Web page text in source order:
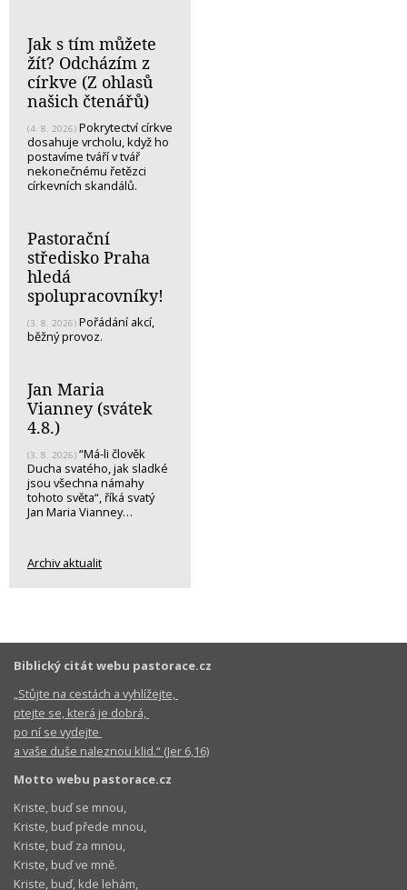
Jak s tím můžete
žít? Odcházím z
církve (Z ohlasů
našich čtenářů)
(4. 8. 2026) Pokrytectví církve
dosahuje vrcholu, když ho
postavíme tváří v tvář
nekonečnému řetězci
církevních skandálů.
Pastorační
středisko Praha
hledá
spolupracovníky!
(3. 8. 2026) Pořádání akcí,
běžný provoz.
Jan Maria
Vianney (svátek
4.8.)
(3. 8. 2026) “Má-li člověk
Ducha svatého, jak sladké
jsou všechna námahy
tohoto světa“, říká svatý
Jan Maria Vianney…
Archiv aktualit
Biblický citát webu pastorace.cz
„Stůjte na cestách a vyhlížejte,
ptejte se, která je dobrá,
po ní se vydejte
a vaše duše naleznou klid.“ (Jer 6,16)
Motto webu pastorace.cz
Kriste, buď se mnou,
Kriste, buď přede mnou,
Kriste, buď za mnou,
Kriste, buď ve mně.
Kriste, buď, kde lehám,